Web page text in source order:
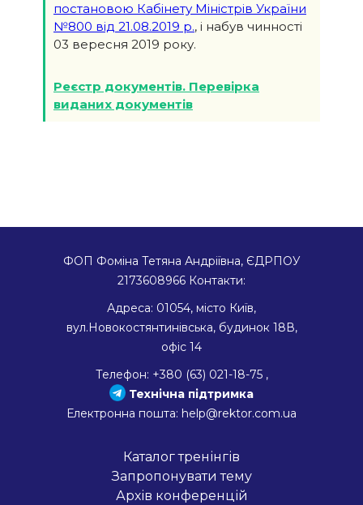
постановою Кабінету Міністрів України
№800 від 21.08.2019 р., і набув чинності
03 вересня 2019 року.
Реєстр документів. Перевірка
виданих документів
ФОП Фоміна Тетяна Андріївна, ЄДРПОУ
2173608966 Контакти:
Адреса: 01054, місто Київ,
вул.Новокостянтинівська, будинок 18В,
офіс 14
Телефон: +380 (63) 021-18-75 ,
Технічна підтримка
Електронна пошта: help@rektor.com.ua
Каталог тренінгів
Запропонувати тему
Архів конференцій